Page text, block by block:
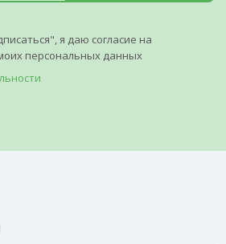
я даю согласие на
персональных данных